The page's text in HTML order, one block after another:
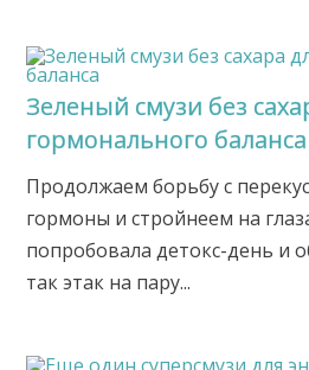
Зеленый смузи без
гормонального баланса
Продолжаем борьбу с
гормоны и стройнеем на
попробовала детокс-день и
так этак на пару...